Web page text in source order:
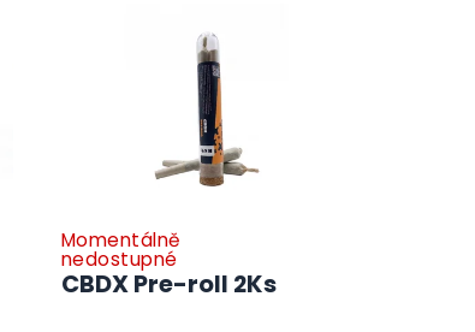
CBDX Pre-roll 2Ks
Momentálně
nedostupné